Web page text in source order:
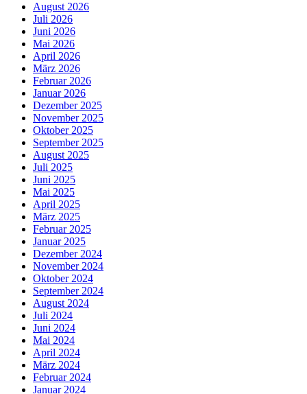
August 2026
Juli 2026
Juni 2026
Mai 2026
April 2026
März 2026
Februar 2026
Januar 2026
Dezember 2025
November 2025
Oktober 2025
September 2025
August 2025
Juli 2025
Juni 2025
Mai 2025
April 2025
März 2025
Februar 2025
Januar 2025
Dezember 2024
November 2024
Oktober 2024
September 2024
August 2024
Juli 2024
Juni 2024
Mai 2024
April 2024
März 2024
Februar 2024
Januar 2024